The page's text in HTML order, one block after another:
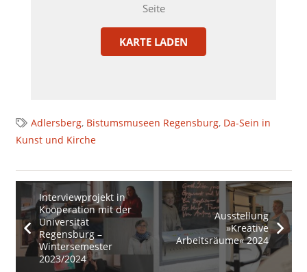
Seite
KARTE LADEN
Adlersberg, Bistumsmuseen Regensburg, Da-Sein in
Kunst und Kirche
Interviewprojekt in
Kooperation mit der
Universität
Regensburg –
Wintersemester
2023/2024
Ausstellung
»Kreative
Arbeitsräume« 2024